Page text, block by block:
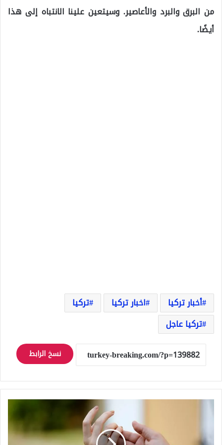
من البرق والبرد والأعاصير. وسيتعين علينا الانتباه إلى هذا
أيضًا.
أخبار تركيا اخبار تركيا
تركيا
تركيا عاجل
نسخ الرابط
سنوات